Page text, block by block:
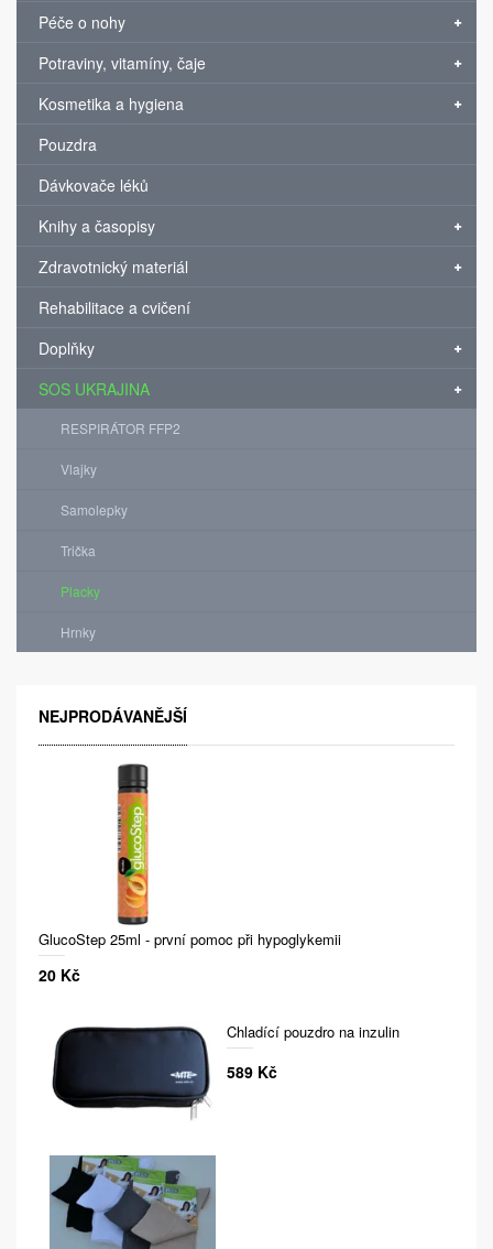
Péče o nohy
Potraviny, vitamíny, čaje
Kosmetika a hygiena
Pouzdra
Dávkovače léků
Knihy a časopisy
Zdravotnický materiál
Rehabilitace a cvičení
Doplňky
SOS UKRAJINA
RESPIRÁTOR FFP2
Vlajky
Samolepky
Trička
Placky
Hrnky
NEJPRODÁVANĚJŠÍ
GlucoStep 25ml - první pomoc při hypoglykemii
20 Kč
Chladící pouzdro na inzulin
589 Kč